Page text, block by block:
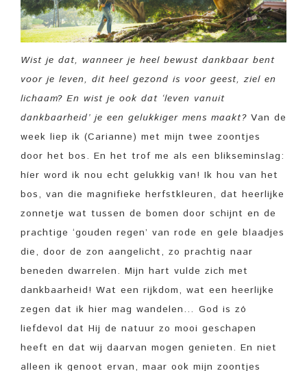
Wist je dat, wanneer je heel bewust dankbaar bent
voor je leven, dit heel gezond is voor geest, ziel en
lichaam? En wist je ook dat ‘leven vanuit
dankbaarheid’ je een gelukkiger mens maakt? Van de
week liep ik (Carianne) met mijn twee zoontjes
door het bos. En het trof me als een blikseminslag:
híer word ik nou echt gelukkig van! Ik hou van het
bos, van die magnifieke herfstkleuren, dat heerlijke
zonnetje wat tussen de bomen door schijnt en de
prachtige ‘gouden regen’ van rode en gele blaadjes
die, door de zon aangelicht, zo prachtig naar
beneden dwarrelen. Mijn hart vulde zich met
dankbaarheid! Wat een rijkdom, wat een heerlijke
zegen dat ik hier mag wandelen… God is zó
liefdevol dat Hij de natuur zo mooi geschapen
heeft en dat wij daarvan mogen genieten. En niet
alleen ik genoot ervan, maar ook mijn zoontjes